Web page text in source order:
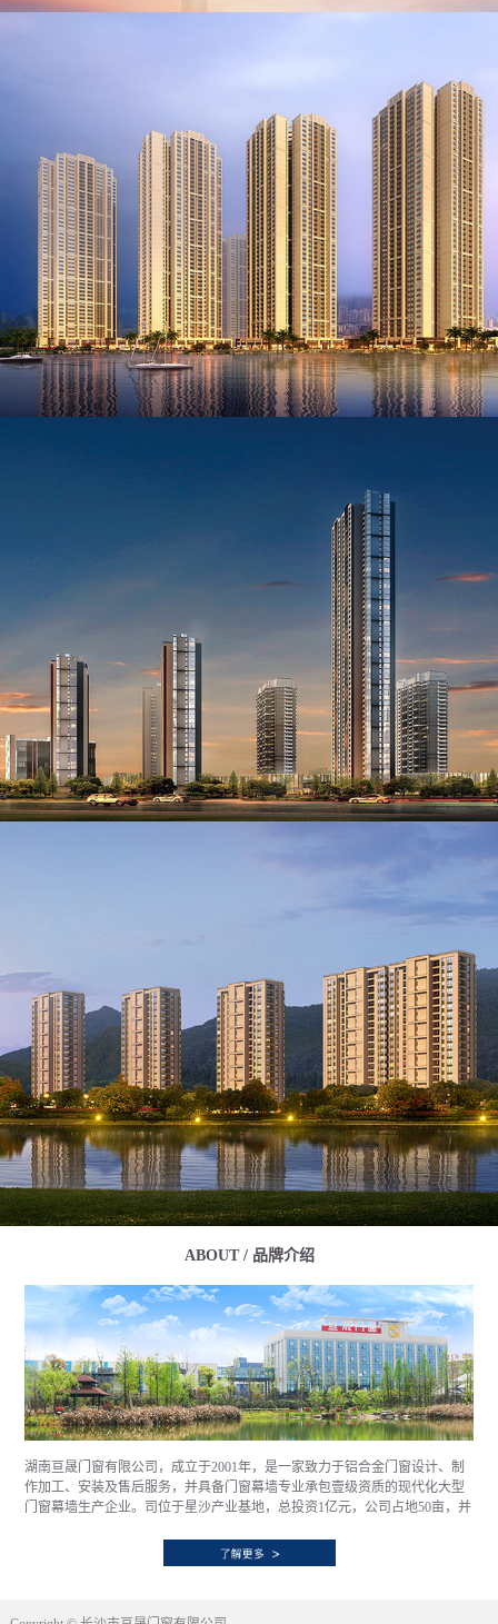
ABOUT / 品牌介绍
湖南亘晟门窗有限公司，成立于2001年，是一家致力于铝合金门窗设计、制
作加工、安装及售后服务，并具备门窗幕墙专业承包壹级资质的现代化大型
门窗幕墙生产企业。司位于星沙产业基地，总投资1亿元，公司占地50亩，并
产能力。通过优质的产品、诚信的作风、创新的技术、严谨的质量管理和以
客户为向导的服务理念，已经和全国顶级房产企业，如万科、中海、融创、